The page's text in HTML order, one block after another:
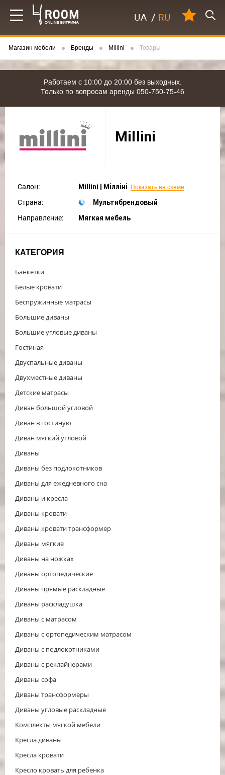
UA / RU
Магазин мебели Бренды Millini Товары
Работаем с 10:00 до 20:00 без выходных.
Только по вопросам аренды 050-750-75-46
Millini
Салон: Millini | Мілліні Показать на схеме
Страна: Мультибрендовый
Направление: Мягкая мебель
КАТЕГОРИЯ
Банкетки
Белые кровати
Беспружинные матрасы
Большие диваны
Большие угловые диваны
Гостиная
Двуспальные диваны
Двухместные диваны
Детские матрасы
Диван большой угловой
Диван в гостиную
Диван мягкий угловой
Диваны
Диваны без подлокотников
Диваны для ежедневного сна
Диваны и кресла
Диваны кровати
Диваны кровати трансформер
Диваны мягкие
Диваны на ножках
Диваны ортопедические
Диваны прямые раскладные
Диваны раскладушка
Диваны с матрасом
Диваны с ортопедическим матрасом
Диваны с подлокотниками
Диваны с реклайнерами
Диваны софа
Диваны трансформеры
Диваны угловые раскладные
Комплекты мягкой мебели
Кресла диваны
Кресла кровати
Кресло кровать для ребенка